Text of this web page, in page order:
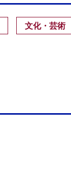
文化・芸術